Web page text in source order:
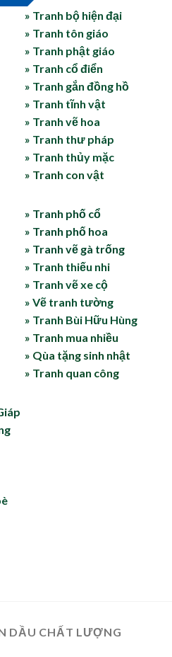
» Tranh bộ hiện đại
» Tranh tôn giáo
» Tranh phật giáo
» Tranh cổ điển
» Tranh gắn đồng hồ
» Tranh tĩnh vật
» Tranh vẽ hoa
» Tranh thư pháp
» Tranh thủy mặc
» Tranh con vật
» Tranh phố cổ
» Tranh phố hoa
» Tranh vẽ gà trống
» Tranh thiếu nhi
» Tranh vẽ xe cộ
» Vẽ tranh tường
» Tranh Bùi Hữu Hùng
» Tranh mua nhiều
» Qùa tặng sinh nhật
» Tranh quan công
DẦU CHẤT LƯỢNG